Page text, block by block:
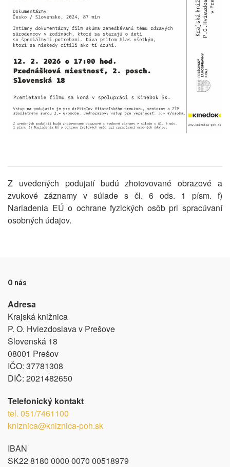
Z uvedených podujatí budú zhotovované obrazové a
zvukové záznamy v súlade s čl. 6 ods. 1 písm. f)
Nariadenia EÚ o ochrane fyzických osôb pri spracúvaní
osobných údajov.
O nás
Adresa
Krajská knižnica
P. O. Hviezdoslava v Prešove
Slovenská 18
08001 Prešov
IČO: 37781308
DIČ: 2021482650
Telefonický kontakt
tel. 051/7461100
kniznica@kniznica-poh.sk
IBAN
SK22 8180 0000 0070 00518979